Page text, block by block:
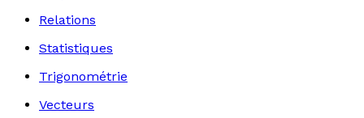
Relations
Statistiques
Trigonométrie
Vecteurs